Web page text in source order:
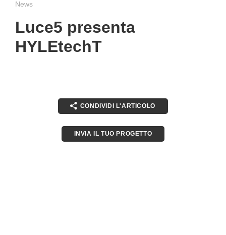
News
Luce5 presenta
HYLEtechT
CONDIVIDI L'ARTICOLO
INVIA IL TUO PROGETTO